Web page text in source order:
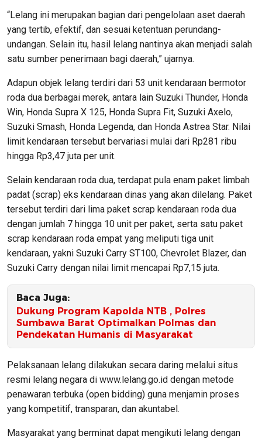
“Lelang ini merupakan bagian dari pengelolaan aset daerah
yang tertib, efektif, dan sesuai ketentuan perundang-
undangan. Selain itu, hasil lelang nantinya akan menjadi salah
satu sumber penerimaan bagi daerah,” ujarnya.
Adapun objek lelang terdiri dari 53 unit kendaraan bermotor
roda dua berbagai merek, antara lain Suzuki Thunder, Honda
Win, Honda Supra X 125, Honda Supra Fit, Suzuki Axelo,
Suzuki Smash, Honda Legenda, dan Honda Astrea Star. Nilai
limit kendaraan tersebut bervariasi mulai dari Rp281 ribu
hingga Rp3,47 juta per unit.
Selain kendaraan roda dua, terdapat pula enam paket limbah
padat (scrap) eks kendaraan dinas yang akan dilelang. Paket
tersebut terdiri dari lima paket scrap kendaraan roda dua
dengan jumlah 7 hingga 10 unit per paket, serta satu paket
scrap kendaraan roda empat yang meliputi tiga unit
kendaraan, yakni Suzuki Carry ST100, Chevrolet Blazer, dan
Suzuki Carry dengan nilai limit mencapai Rp7,15 juta.
Baca Juga:
Dukung Program Kapolda NTB , Polres
Sumbawa Barat Optimalkan Polmas dan
Pendekatan Humanis di Masyarakat
Pelaksanaan lelang dilakukan secara daring melalui situs
resmi lelang negara di www.lelang.go.id dengan metode
penawaran terbuka (open bidding) guna menjamin proses
yang kompetitif, transparan, dan akuntabel.
Masyarakat yang berminat dapat mengikuti lelang dengan